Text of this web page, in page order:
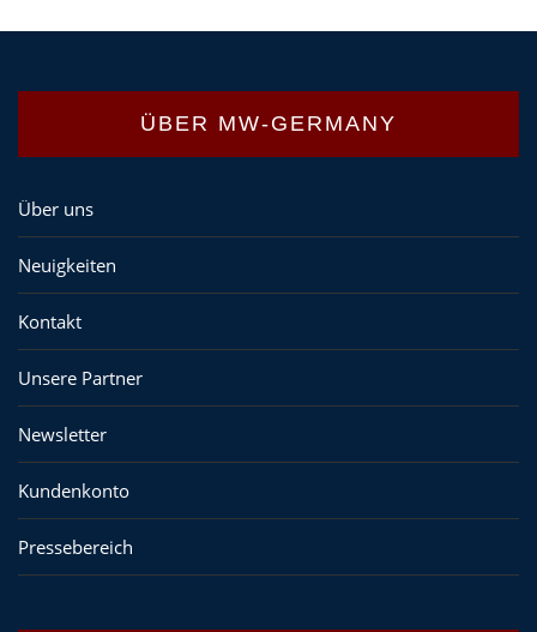
ÜBER MW-GERMANY
Über uns
Neuigkeiten
Kontakt
Unsere Partner
Newsletter
Kundenkonto
Pressebereich